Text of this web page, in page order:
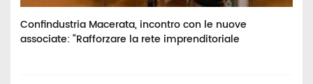
Confindustria Macerata, incontro con le nuove
associate: “Rafforzare la rete imprenditoriale